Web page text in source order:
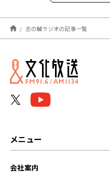
2026年08月
2026年07月
2026年06月
志の輔ラジオの記事一覧
メニュー
会社案内